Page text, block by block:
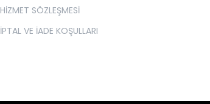
HİZMET SÖZLEŞMESİ
İPTAL VE İADE KOŞULLARI